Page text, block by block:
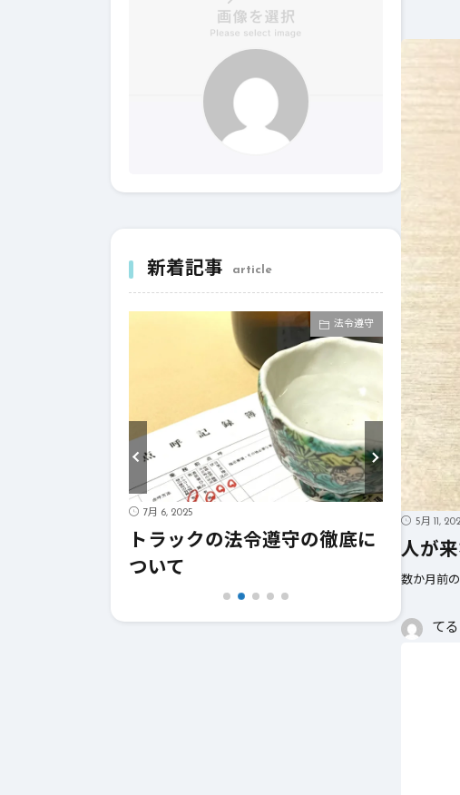
新着記事 article
法令遵守
ラックの法令遵守の徹底に
5月 11, 2025
人が来ないのは採用担
も原因がある
5月 11,
人が
数か月前
て